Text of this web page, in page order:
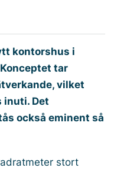
kontorshus i
tar
vilket
inuti. Det
också eminent så
stort